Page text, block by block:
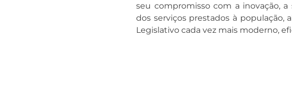
seu compromisso com a inovação,
dos serviços prestados à população,
Legislativo cada vez mais moderno,